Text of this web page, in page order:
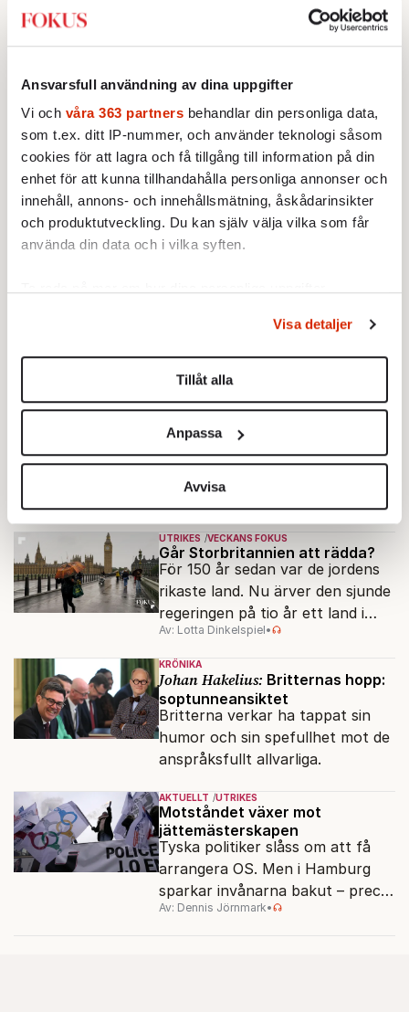
Ansvarsfull användning av dina uppgifter
Vi och våra 363 partners behandlar din personliga data,
som t.ex. ditt IP-nummer, och använder teknologi såsom
cookies för att lagra och få tillgång till information på din
enhet för att kunna tillhandahålla personliga annonser och
innehåll, annons- och innehållsmätning, åskådarinsikter
och produktutveckling. Du kan själv välja vilka som får
använda din data och i vilka syften.
Du kan ändra eller dra tillbaka ditt samtycke när som
helst från cookie-förklaringen.
Vi använder enhetsidentifierare för att anpassa innehållet
för sociala medier och analysera vår trafik. Vi
vidarebefordrar även sådana identifierare och annan
information från din enhet till de sociala medier och
annons- och analysföretag som vi samarbetar med.
Dessa kan i sin tur kombinera informationen med annan
information som du har tillhandahållit eller som de har
samlat in när du har använt deras tjänster.
Om du vill läsa mer om hur vi hanterar personuppgifter
kan du göra dethär.
Visa detaljer
Tillåt alla
Anpassa
Avvisa
Utrikes
KRÖNIKA
Frans Wachtmeister: Ja, AC är ett
hot mot den franska
civilisationen
Jag har funnit min plats i
kulturkriget. Naturligtvis kan vi
inte befläcka Paris med plastiga
klossar från Panasonic.
KRÖNIKA
Erik Hörstadius:
valarbetare
vill avskaffa fängelser. Med
sådana motståndare behöver
presidenten knappt några
vänner.
Därför liknar Putin både tsaren
och Stalin
Dagens Ryssland reser
monument över ett
motsägelsefullt förflutet. Hur
kunde två revolutioner förändra
hela samhället – utan att rubba
den ryska statsidén?
UTRIKES VECKANS FOKUS
Går Storbritannien att rädda?
För 150 år sedan var de jordens
rikaste land. Nu ärver den sjunde
regeringen på tio år ett land i
politiskt och ekonomiskt kaos.
Av: Lotta Dinkelspiel•
KRÖNIKA
Johan Hakelius: Britternas hopp:
soptunneansiktet
Britterna verkar ha tappat sin
humor och sin spefullhet mot de
anspråksfullt allvarliga.
AKTUELLT UTRIKES
Motståndet växer mot
jättemästerskapen
Tyska politiker slåss om att få
arrangera OS. Men i Hamburg
sparkar invånarna bakut – precis
som de gjort tidigare i Paris,
Av: Dennis Jörnmark•